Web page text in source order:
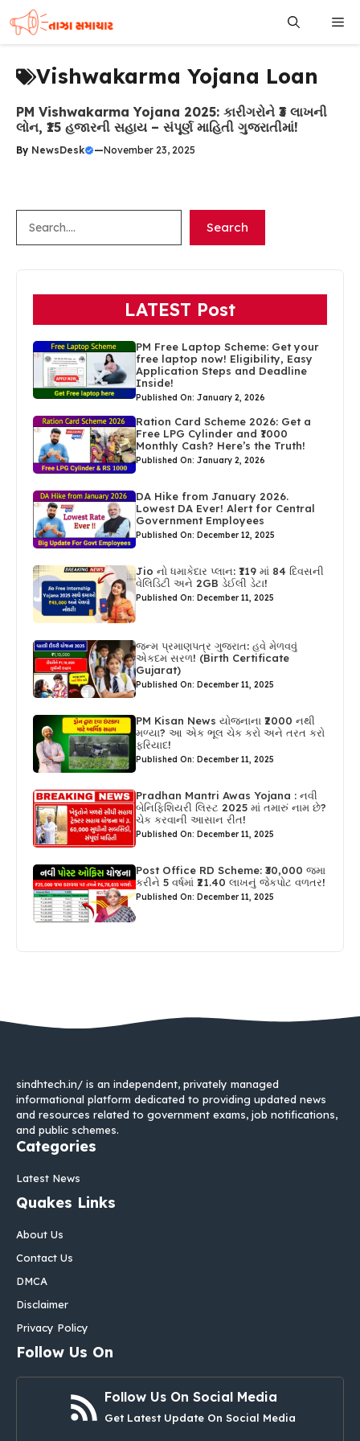
to
content
Vishwakarma Yojana Loan
PM Vishwakarma Yojana 2025: કારીગરોને ₹3 લાખની
લોન, ₹15 હજારની સહાય – સંપૂર્ણ માહિતી ગુજરાતીમાં!
By NewsDesk —November 23, 2025
Search
LATEST Post
PM Free Laptop Scheme: Get your
free laptop now! Eligibility, Easy
Application Steps and Deadline
Inside!
Published On: January 2, 2026
Ration Card Scheme 2026: Get a
Free LPG Cylinder and ₹1000
Monthly Cash? Here’s the Truth!
Published On: January 2, 2026
DA Hike from January 2026.
Lowest DA Ever! Alert for Central
Government Employees
Published On: December 12, 2025
Jio નો ધમાકેદાર પ્લાન: ₹119 માં 84 દિવસની
વેલિડિટી અને 2GB ડેઈલી ડેટા!
Published On: December 11, 2025
જન્મ પ્રમાણપત્ર ગુજરાત: હવે મેળવવું
એકદમ સરળ! (Birth Certificate
Gujarat)
Published On: December 11, 2025
PM Kisan News યોજનાના ₹2000 નથી
મળ્યા? આ એક ભૂલ ચેક કરો અને તરત કરો
ફરિયાદ!
Published On: December 11, 2025
Pradhan Mantri Awas Yojana : નવી
બેનિફિશિયરી લિસ્ટ 2025 માં તમારું નામ છે?
ચેક કરવાની આસાન રીત!
Published On: December 11, 2025
Post Office RD Scheme: ₹30,000 જમા
કરીને 5 વર્ષમાં ₹21.40 લાખનું જેકપોટ વળતર!
Published On: December 11, 2025
sindhtech.in/ is an independent, privately managed
informational platform dedicated to providing updated news
and resources related to government exams, job notifications,
and public schemes.
Categories
Latest News
Quakes Links
About Us
Contact Us
DMCA
Disclaimer
Privacy Policy
Follow Us On
Follow Us On Social Media
Get Latest Update On Social Media